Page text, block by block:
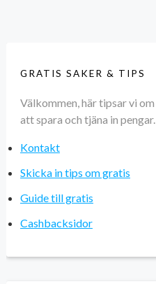
GRATIS SAKER & TIPS
Välkommen, här tipsar vi om
att spara och tjäna in pengar.
Kontakt
Skicka in tips om gratis
Guide till gratis
Cashbacksidor